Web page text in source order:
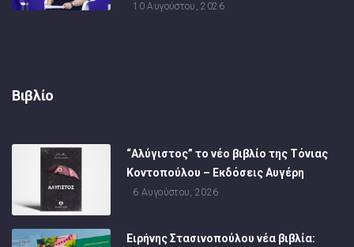
10 Αυγούστου, 2026
Βιβλίο
“Αλύγιστος” το νέο βιβλίο της Τόνιας
Κοντοπούλου – Εκδόσεις Αυγέρη
6 Αυγούστου, 2026
Ειρήνης Στασινοπούλου νέα βιβλία: